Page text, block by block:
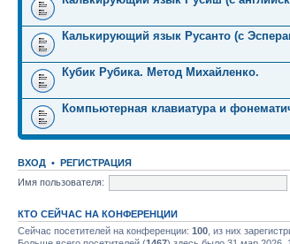
Калькирующий язык Русанто (с
Кубик Рубика. Метод Михайленко.
Компьютерная клавиатура и
ВХОД • РЕГИСТРАЦИЯ
Имя пользователя:
КТО СЕЙЧАС НА КОНФЕРЕНЦИИ
Сейчас посетителей на конференции: 100 , из них